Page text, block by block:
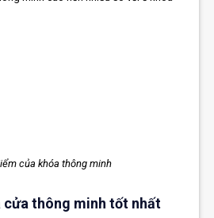
của khóa thông minh
cửa thông minh tốt nhất